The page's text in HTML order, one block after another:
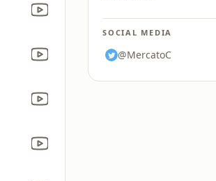
SOCIAL MEDIA
@MercatoC